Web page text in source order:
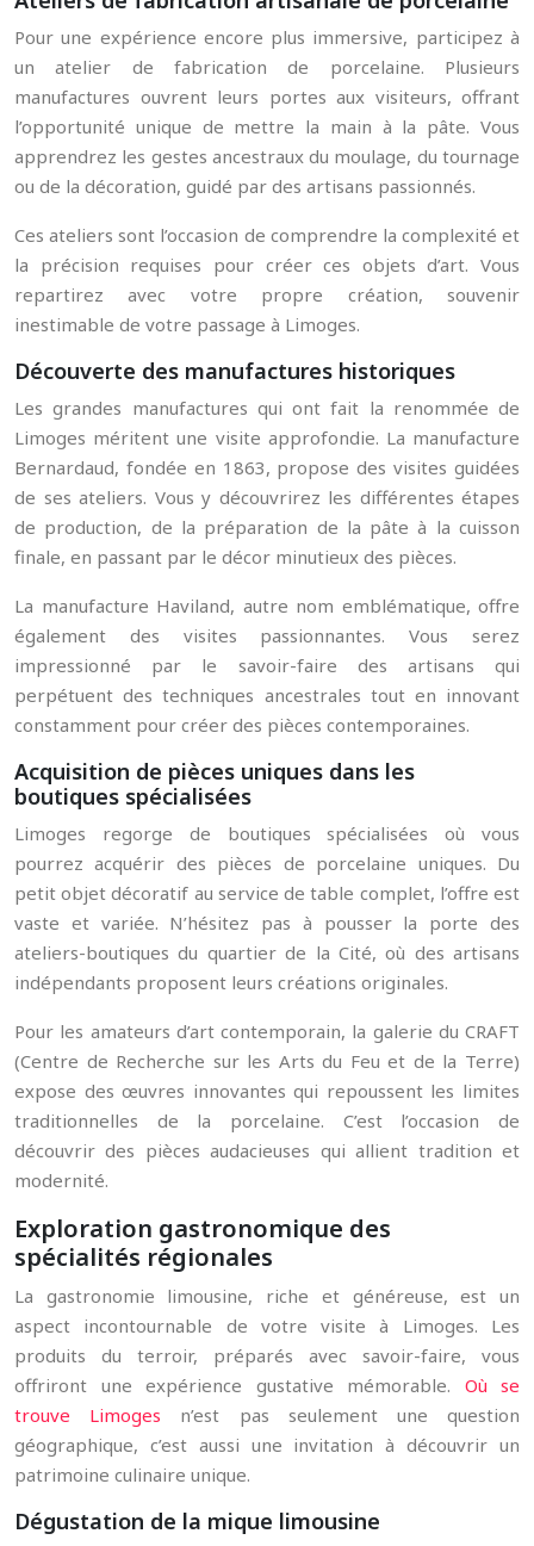
Pour une expérience encore plus immersive, participez à
un atelier de fabrication de porcelaine. Plusieurs
manufactures ouvrent leurs portes aux visiteurs, offrant
l’opportunité unique de mettre la main à la pâte. Vous
apprendrez les gestes ancestraux du moulage, du tournage
ou de la décoration, guidé par des artisans passionnés.
Ces ateliers sont l’occasion de comprendre la complexité et
la précision requises pour créer ces objets d’art. Vous
repartirez avec votre propre création, souvenir
inestimable de votre passage à Limoges.
Découverte des manufactures historiques
Les grandes manufactures qui ont fait la renommée de
Limoges méritent une visite approfondie. La manufacture
Bernardaud, fondée en 1863, propose des visites guidées
de ses ateliers. Vous y découvrirez les différentes étapes
de production, de la préparation de la pâte à la cuisson
finale, en passant par le décor minutieux des pièces.
La manufacture Haviland, autre nom emblématique, offre
également des visites passionnantes. Vous serez
impressionné par le savoir-faire des artisans qui
perpétuent des techniques ancestrales tout en innovant
constamment pour créer des pièces contemporaines.
Acquisition de pièces uniques dans les
boutiques spécialisées
Limoges regorge de boutiques spécialisées où vous
pourrez acquérir des pièces de porcelaine uniques. Du
petit objet décoratif au service de table complet, l’offre est
vaste et variée. N’hésitez pas à pousser la porte des
ateliers-boutiques du quartier de la Cité, où des artisans
indépendants proposent leurs créations originales.
Pour les amateurs d’art contemporain, la galerie du CRAFT
(Centre de Recherche sur les Arts du Feu et de la Terre)
expose des œuvres innovantes qui repoussent les limites
traditionnelles de la porcelaine. C’est l’occasion de
découvrir des pièces audacieuses qui allient tradition et
modernité.
Exploration gastronomique des
spécialités régionales
La gastronomie limousine, riche et généreuse, est un
aspect incontournable de votre visite à Limoges. Les
produits du terroir, préparés avec savoir-faire, vous
offriront une expérience gustative mémorable. Où se
trouve Limoges n’est pas seulement une question
géographique, c’est aussi une invitation à découvrir un
patrimoine culinaire unique.
Dégustation de la mique limousine